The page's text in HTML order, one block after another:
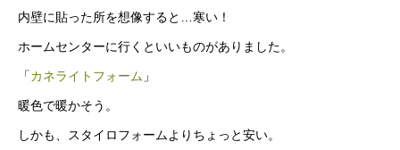
内壁に貼った所を想像すると…寒い！
ホームセンターに行くといいものがありました。
「カネライトフォーム 」
暖色で暖かそう。
しかも、スタイロフォームよりちょっと安い。